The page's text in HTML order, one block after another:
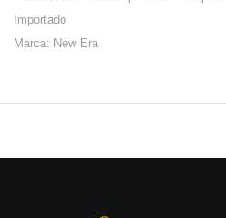
Importado
Marca: New Era